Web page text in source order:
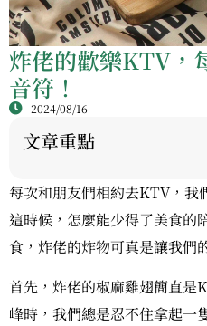
炸佬的歡樂KTV，
音符！
2024/08/16
文章重點
每次和朋友們相約去KTV，我
這時候，怎麼能少得了美食的
食，炸佬的炸物可真是讓我們
首先，炸佬的椒麻雞翅簡直是
峰時，我們總是忍不住拿起一